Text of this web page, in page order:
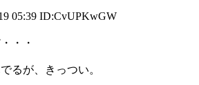
19 05:39 ID:CvUPKwGW
・・
るが、きっつい。